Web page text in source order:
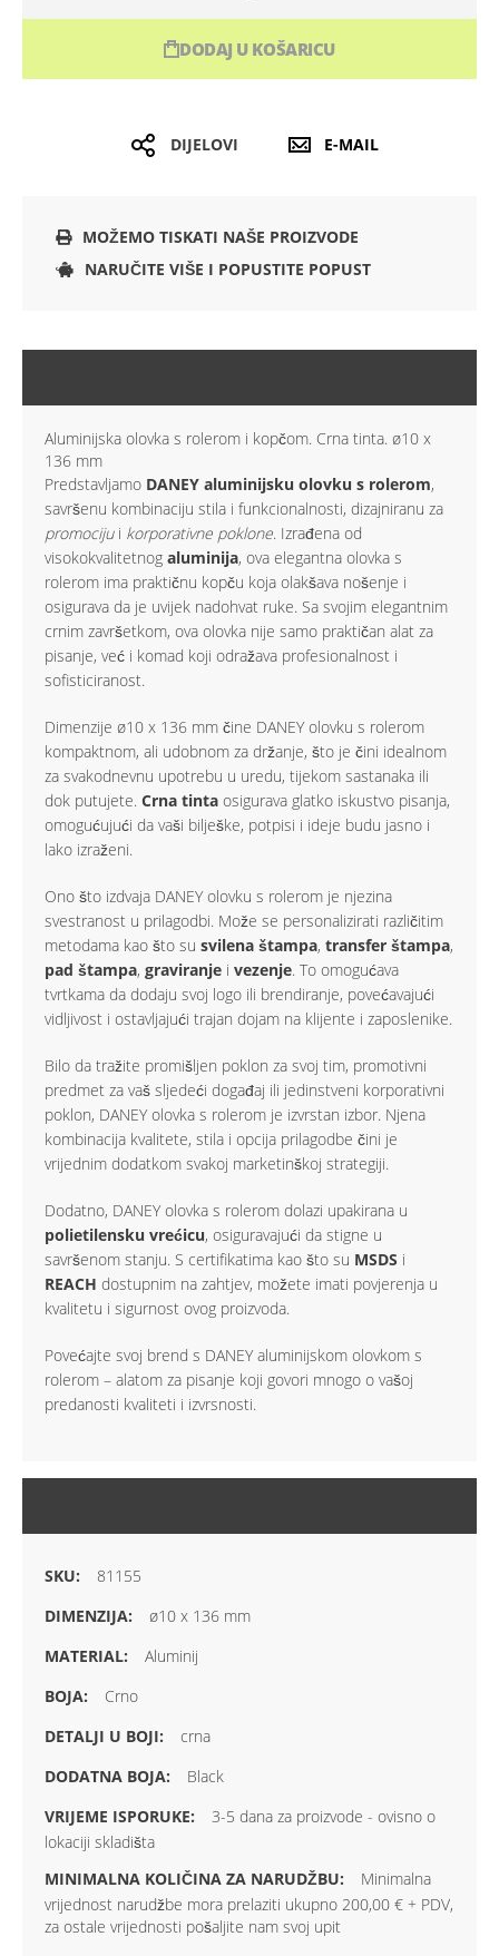
DODAJ U KOŠARICU
DIJELOVI E-MAIL
MOŽEMO TISKATI NAŠE PROIZVODE
NARUČITE VIŠE I POPUSTITE POPUST
Aluminijska olovka s rolerom i kopčom. Crna tinta. ø10 x
136 mm
Predstavljamo DANEY aluminijsku olovku s rolerom,
savršenu kombinaciju stila i funkcionalnosti, dizajniranu za
promocijui korporativne poklone. Izrađena od
visokokvalitetnog aluminija, ova elegantna olovka s
rolerom ima praktičnu kopču koja olakšava nošenje i
osigurava da je uvijek nadohvat ruke. Sa svojim elegantnim
crnim završetkom, ova olovka nije samo praktičan alat za
pisanje, već i komad koji odražava profesionalnost i
sofisticiranost.
Dimenzije ø10 x 136 mm čine DANEY olovku s rolerom
kompaktnom, ali udobnom za držanje, što je čini idealnom
za svakodnevnu upotrebu u uredu, tijekom sastanaka ili
dok putujete. Crna tinta osigurava glatko iskustvo pisanja,
omogućujući da vaši bilješke, potpisi i ideje budu jasno i
lako izraženi.
Ono što izdvaja DANEY olovku s rolerom je njezina
svestranost u prilagodbi. Može se personalizirati različitim
metodama kao što su svilena štampa, transfer štampa,
pad štampa, graviranje i vezenje. To omogućava
tvrtkama da dodaju svoj logo ili brendiranje, povećavajući
vidljivost i ostavljajući trajan dojam na klijente i zaposlenike.
Bilo da tražite promišljen poklon za svoj tim, promotivni
predmet za vaš sljedeći događaj ili jedinstveni korporativni
poklon, DANEY olovka s rolerom je izvrstan izbor. Njena
kombinacija kvalitete, stila i opcija prilagodbe čini je
vrijednim dodatkom svakoj marketinškoj strategiji.
Dodatno, DANEY olovka s rolerom dolazi upakirana u
polietilensku vrećicu, osiguravajući da stigne u
savršenom stanju. S certifikatima kao što su MSDS i
REACH dostupnim na zahtjev, možete imati povjerenja u
kvalitetu i sigurnost ovog proizvoda.
Povećajte svoj brend s DANEY aluminijskom olovkom s
rolerom – alatom za pisanje koji govori mnogo o vašoj
predanosti kvaliteti i izvrsnosti.
81155
ø10 x 136 mm
Aluminij
Crno
crna
Black
3-5 dana za proizvode - ovisno o
lokaciji skladišta
Minimalna
vrijednost narudžbe mora prelaziti ukupno 200,00 € + PDV,
za ostale vrijednosti pošaljite nam svoj upit